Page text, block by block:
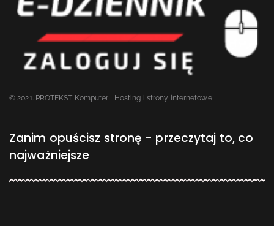
© 2021. PROTEKST Komputer Hosting i strony internetowe
Zanim opuścisz stronę - przeczytaj to, co
najważniejsze